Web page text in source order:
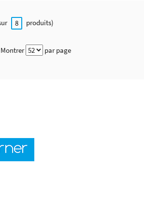
8 produits)
Montrer par page